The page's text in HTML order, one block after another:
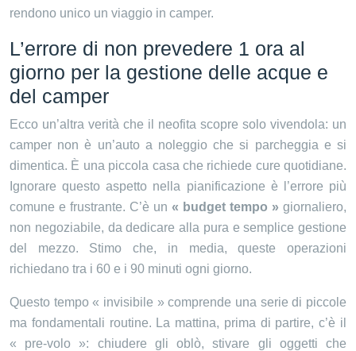
rendono unico un viaggio in camper.
L’errore di non prevedere 1 ora al
giorno per la gestione delle acque e
del camper
Ecco un’altra verità che il neofita scopre solo vivendola: un
camper non è un’auto a noleggio che si parcheggia e si
dimentica. È una piccola casa che richiede cure quotidiane.
Ignorare questo aspetto nella pianificazione è l’errore più
comune e frustrante. C’è un « budget tempo » giornaliero,
non negoziabile, da dedicare alla pura e semplice gestione
del mezzo. Stimo che, in media, queste operazioni
richiedano tra i 60 e i 90 minuti ogni giorno.
Questo tempo « invisibile » comprende una serie di piccole
ma fondamentali routine. La mattina, prima di partire, c’è il
« pre-volo »: chiudere gli oblò, stivare gli oggetti che